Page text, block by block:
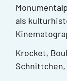
als
Krocket,